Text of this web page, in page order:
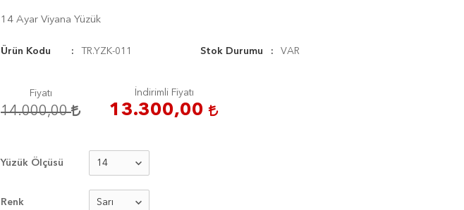
14 Ayar Viyana Yüzük
Ürün Kodu TR.YZK-011 Stok Durumu VAR
Fiyatı
14.000,00
İndirimli Fiyatı
13.300,00
Yüzük Ölçüsü
Renk